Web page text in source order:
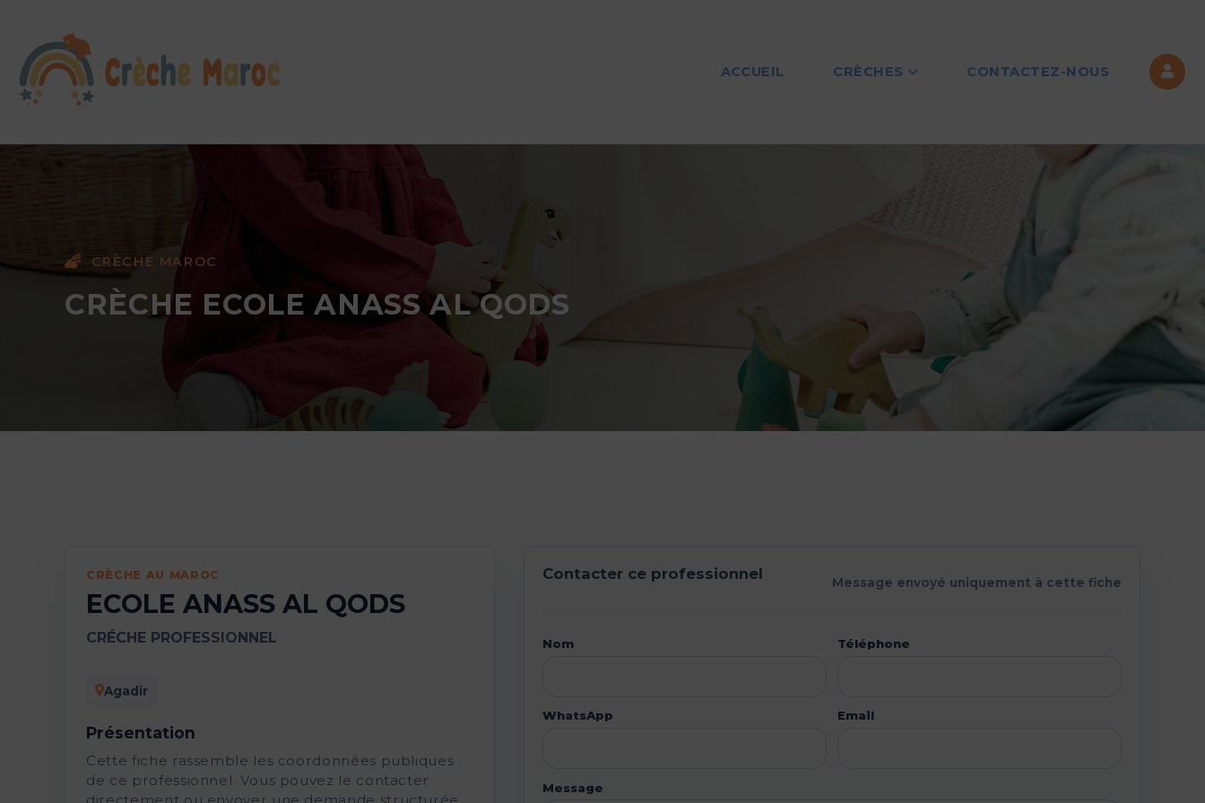
ACCUEIL CRÈCHES CONTACTEZ-NOUS
CRÈCHE MAROC
CRÈCHE ECOLE ANASS AL QODS
CRÈCHE AU MAROC
ECOLE ANASS AL QODS
CRÉCHE PROFESSIONNEL
Agadir
Présentation
Cette fiche rassemble les coordonnées publiques
de ce professionnel. Vous pouvez le contacter
Contacter ce professionnel
Message envoyé uniquement à cette fiche
Nom Téléphone
WhatsApp Email
Message